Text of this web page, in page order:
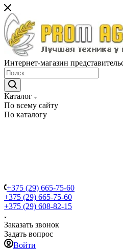
Интернет-магазин
Каталог
По всему сайту
По каталогу
+375 (29) 665-75-60
+375 (29) 665-75-60
+375 (29) 608-82-15
Заказать звонок
Задать вопрос
Войти